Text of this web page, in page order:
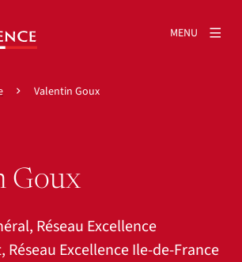
MENU
Valentin Goux
Goux
Réseau Excellence
Réseau Excellence Ile-de-France